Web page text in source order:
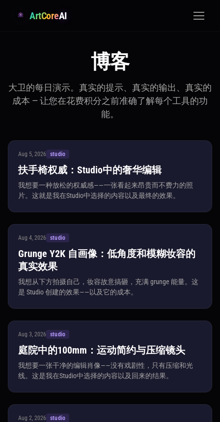
ArtCoreAI
博客
大卫的每日演示。真实的提示、真实的输出、真实的
成本 — 让您在花费积分之前准确了解每个工具的功
能。
Aug 5, 2026 studio
扶手椅权威：Studio中的奢华编辑
我想要一种放松的权威感——一张看起来昂贵而不费力的照
片。这就是我在Studio中选择的内容以及最终的效果。
Aug 4, 2026 studio
Grunge Y2K 自画像：低角度和模糊妆容的
真实效果
我想从下方拍摄自己，妆容故意搞砸，充满 grunge 能量。这
是 Studio 创建的效果——以及它的成本。
Aug 3, 2026 studio
庭院中的100mm：运动简约与压缩镜头
我想要一张干净的编辑肖像——没有戏剧性，只有压缩和光
线。这是我在Studio中选择的内容以及回来的结果。
Aug 2, 2026 studio